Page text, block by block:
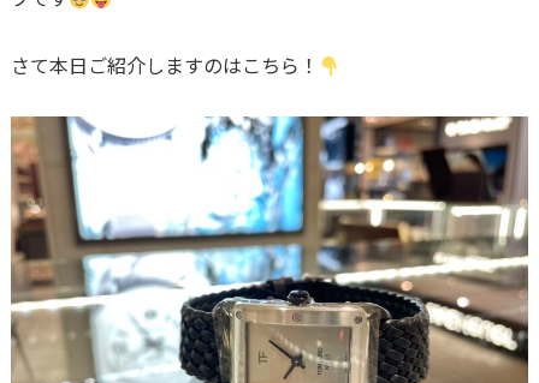
さて本日ご紹介しますのはこちら！